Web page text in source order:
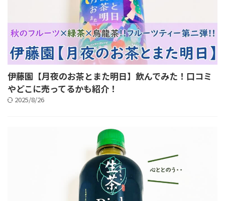
伊藤園【月夜のお茶とまた明日】飲んでみた！口コミ
やどこに売ってるかも紹介！
2025/8/26